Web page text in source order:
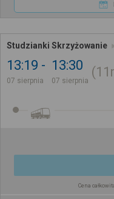
Studzianki Skrzyżowanie
13:19
07 sierpnia
13:30
07 sierpnia
Cena